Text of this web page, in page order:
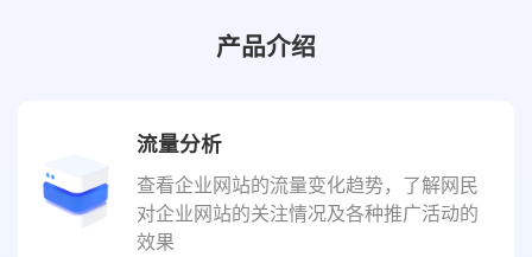
产品介绍
流量分析
查看企业网站的流量变化趋势，了解网民
对企业网站的关注情况及各种推广活动的
效果